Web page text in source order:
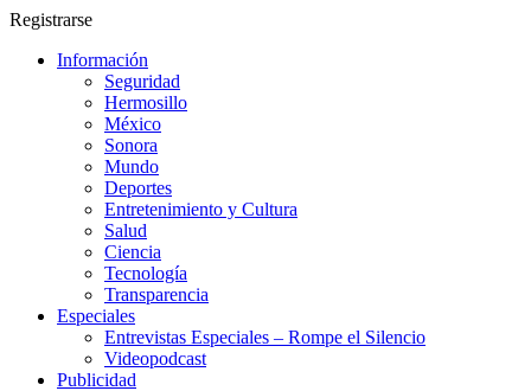
Registrarse
Información
Seguridad
Hermosillo
México
Sonora
Mundo
Deportes
Entretenimiento y Cultura
Salud
Ciencia
Tecnología
Transparencia
Especiales
Entrevistas Especiales – Rompe el Silencio
Videopodcast
Publicidad